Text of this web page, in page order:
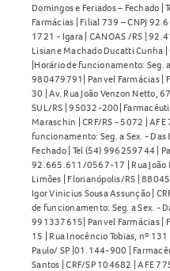
Domingos e Feriados – Fechado
Farmácias | Filial 739 – CNPJ
1721 - Igara | CANOAS /RS |
Lisiane Machado Ducatti Cunha
|Horário de funcionamento: Seg.
980479791| Panvel Farmácias |
30 | Av. Rua João Venzon Netto,
SUL/RS | 95032-200|
Maraschin | CRF/RS - 5072 |
funcionamento: Seg. a Sex. -
Fechado | Tel (54) 996259744 |
92.665.611/0567-17 | Rua João
Limões | Florianópolis/RS |
Igor Vinicius Sousa Assunção |
de funcionamento: Seg. a Sex. -
991337615| Panvel Farmácias |
15 | Rua Inocêncio Tobias, nº
Paulo/ SP |01.144-900 |
Santos | CRF/SP 104682 | AFE